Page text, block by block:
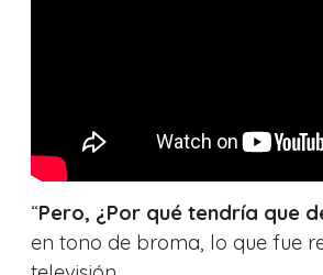
“Pero, ¿Por qué tendría que
en tono de broma, lo que fue